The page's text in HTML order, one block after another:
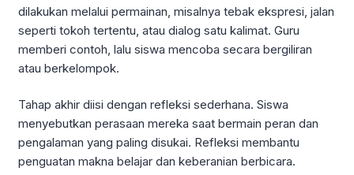
dilakukan melalui permainan, misalnya tebak ekspresi, jalan
seperti tokoh tertentu, atau dialog satu kalimat. Guru
memberi contoh, lalu siswa mencoba secara bergiliran
atau berkelompok.
Tahap akhir diisi dengan refleksi sederhana. Siswa
menyebutkan perasaan mereka saat bermain peran dan
pengalaman yang paling disukai. Refleksi membantu
penguatan makna belajar dan keberanian berbicara.